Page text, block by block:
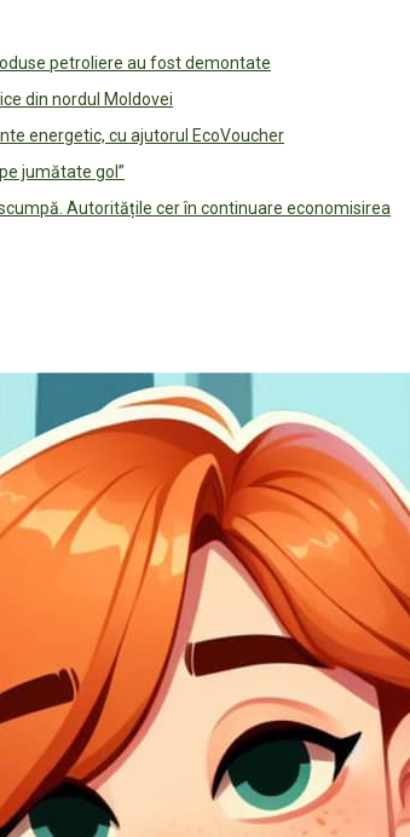
petroliere au fost demontate
din nordul Moldovei
energetic, cu ajutorul EcoVoucher
jumătate gol”
Autoritățile cer în continuare economisirea